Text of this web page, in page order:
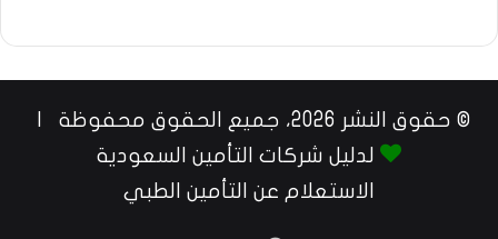
© حقوق النشر 2026، جميع الحقوق محفوظة |
لدليل شركات التأمين السعودية
الاستعلام عن التأمين الطبي